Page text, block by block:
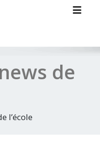
de
l’école